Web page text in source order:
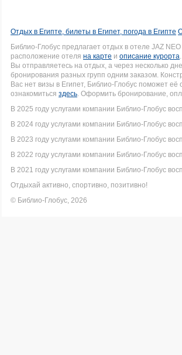
Отдых в Египте, билеты в Египет, погода в Египте
Библио-Глобус предлагает отдых в отеле JAZ
расположение отеля на карте и описание курорта
Вы отправляетесь на отдых, а через несколько
бронирования разных групп одним заказом.
Вас нет визы в Египет, Библио-Глобус поможет
ознакомиться здесь. Оформить бронирование,
В 2025 году услугами компании Библио-Глобус
В 2024 году услугами компании Библио-Глобус
В 2023 году услугами компании Библио-Глобус
В 2022 году услугами компании Библио-Глобус
В 2021 году услугами компании Библио-Глобус
Отдыхай активно, спортивно, позитивно!
© Библио-Глобус, 2026